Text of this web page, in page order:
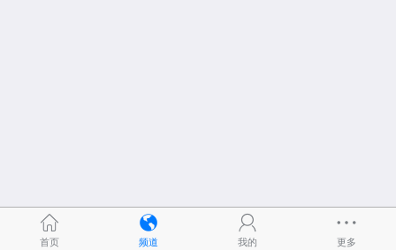
首页 频道 我的 更多